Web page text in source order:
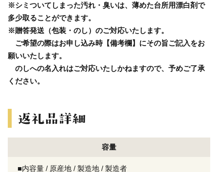
※シミついてしまった汚れ・臭いは、薄めた台所用漂白剤で
多少取ることができます。
※贈答発送（包装・のし）のご対応いたします。
ご希望の際はお申し込み時【備考欄】にその旨ご記入をお
願いいたします。
のしへの名入れはご対応いたしかねますので、予めご了承
ください。
容量
■内容量 / 原産地 / 製造地 / 製造者